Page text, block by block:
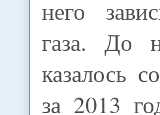
него
газа. До
казалось
за 2013